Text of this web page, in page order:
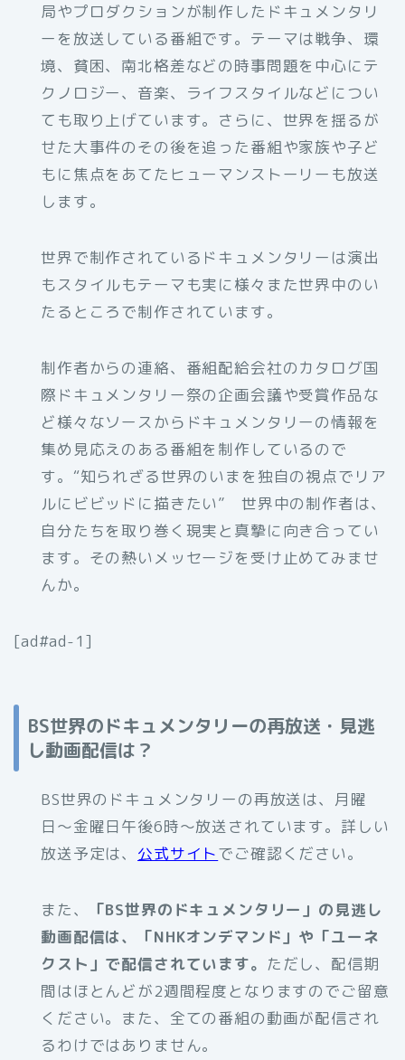
局やプロダクションが制作したドキュメンタリ
ーを放送している番組です。テーマは戦争、環
境、貧困、南北格差などの時事問題を中心にテ
クノロジー、音楽、ライフスタイルなどについ
ても取り上げています。さらに、世界を揺るが
せた大事件のその後を追った番組や家族や子ど
もに焦点をあてたヒューマンストーリーも放送
します。
世界で制作されているドキュメンタリーは演出
もスタイルもテーマも実に様々また世界中のい
たるところで制作されています。
制作者からの連絡、番組配給会社のカタログ国
際ドキュメンタリー祭の企画会議や受賞作品な
ど様々なソースからドキュメンタリーの情報を
集め見応えのある番組を制作しているので
す。“知られざる世界のいまを独自の視点でリア
ルにビビッドに描きたい” 世界中の制作者は、
自分たちを取り巻く現実と真摯に向き合ってい
ます。その熱いメッセージを受け止めてみませ
んか。
[ad#ad-1]
BS世界のドキュメンタリーの再放送・見逃
し動画配信は？
BS世界のドキュメンタリーの再放送は、月曜
日〜金曜日午後6時〜放送されています。詳しい
放送予定は、 公式サイトでご確認ください。
また、
「BS世界のドキュメンタリー」の見逃し
動画配信は、「NHKオンデマンド」や「ユーネ
クスト」で配信されています。 ただし、配信期
間はほとんどが2週間程度となりますのでご留意
ください。また、全ての番組の動画が配信され
るわけではありません。